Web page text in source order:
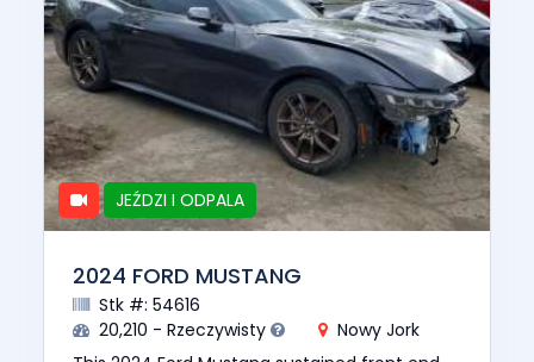
JEŹDZI I ODPALA
2024 FORD MUSTANG
Stk #: 54616
20,210 - Rzeczywisty
Nowy Jork